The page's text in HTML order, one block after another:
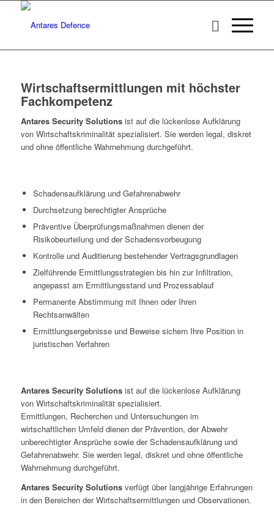
Wirtschaftsermittlungen mit höchster
Fachkompetenz
Antares Security Solutions ist auf die lückenlose Aufklärung
von Wirtschaftskriminalität spezialisiert. Sie werden legal, diskret
und ohne öffentliche Wahrnehmung durchgeführt.
Schadensaufklärung und Gefahrenabwehr
Durchsetzung berechtigter Ansprüche
Präventive Überprüfungsmaßnahmen dienen der
Risikobeurteilung und der Schadensvorbeugung
Kontrolle und Auditierung bestehender Vertragsgrundlagen
Zielführende Ermittlungsstrategien bis hin zur Infiltration,
angepasst am Ermittlungsstand und Prozessablauf
Permanente Abstimmung mit Ihnen oder Ihren
Rechtsanwälten
Ermittlungsergebnisse und Beweise sichern Ihre Position in
juristischen Verfahren
Antares Security Solutionsist auf die lückenlose Aufklärung
von Wirtschaftskriminalität spezialisiert.
Ermittlungen, Recherchen und Untersuchungen im
wirtschaftlichen Umfeld dienen der Prävention, der Abwehr
unberechtigter Ansprüche sowie der Schadensaufklärung und
Gefahrenabwehr. Sie werden legal, diskret und ohne öffentliche
Wahrnehmung durchgeführt.
Antares Security Solutions verfügt über langjährige Erfahrungen
in den Bereichen der Wirtschaftsermittlungen und Observationen.